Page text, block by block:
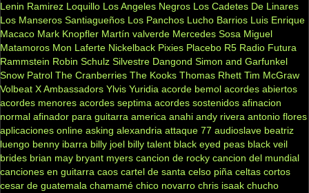
Lenin Ramirez Loquillo Los Angeles Negros Los Cadetes De Linares
Los Manseros Santiagueños Los Panchos Lucho Barrios Luis Enrique
Macaco Mark Knopfler Martín valverde Mercedes Sosa Miguel
Matamoros Mon Laferte Nickelback Pixies Placebo R5 Radio Futura
Rammstein Robin Schulz Silvestre Dangond Simon and Garfunkel
Snow Patrol The Cranberries The Kooks Thomas Rhett Tim McGraw
Volbeat X Ambassadors Ylvis Yuridia acorde bemol acordes abiertos
acordes menores acordes septima acordes sostenidos afinacion
normal afinador para guitarra america anahi andy rivera antonio flores
aplicaciones online asking alexandria attaque 77 audioslave beatriz
luengo benny ibarra billy joel billy talent black eyed peas black veil
brides brian may bryant myers cancion de rocky cancion del mundial
canciones en guitarra caos cartel de santa celso piña celtas cortos
cesar de guatemala chamamé chico novarro chris isaak chucho